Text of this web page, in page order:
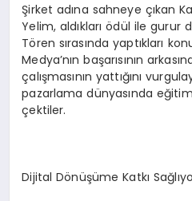
Şirket adına sahneye çıkan
Yelim, aldıkları ödül ile gurur
Tören sırasında yaptıkları
Medya’nın başarısının
çalışmasının yattığını
pazarlama dünyasında
çektiler.
Dijital Dönüşüme Katkı